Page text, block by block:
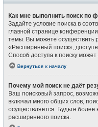
Как мне выполнить поиск по
Задайте условие поиска в
главной странице
темы. Вы можете осуществить
«Расширенный поиск»,
Способ доступа к поиску
Вернуться к началу
Почему мой поиск не даёт
Ваш поисковый запрос,
включал много общих слов,
осуществляется. Будьте более
расширенного поиска.